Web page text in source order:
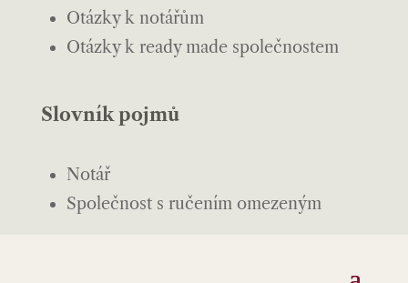
Otázky k notářům
Otázky k ready made společnostem
Slovník pojmů
Notář
Společnost s ručením omezeným